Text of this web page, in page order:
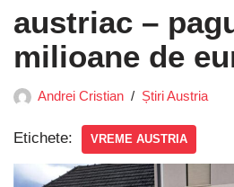
austriac –
milioane de
Andrei Cristian Știri Austria
Etichete: VREME AUSTRIA